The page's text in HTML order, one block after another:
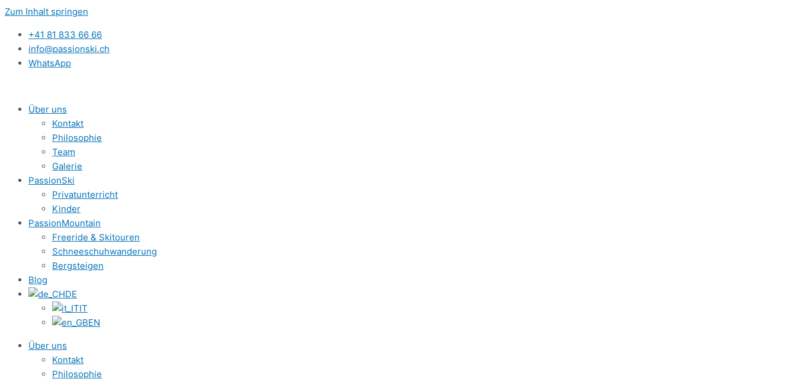
Zum Inhalt springen
+41 81 833 66 66
info@passionski.ch
WhatsApp
Über uns
Kontakt
Philosophie
Team
Galerie
PassionSki
Privatunterricht
Kinder
PassionMountain
Freeride & Skitouren
Schneeschuhwanderung
Bergsteigen
Blog
DE
IT
EN
Über uns
Kontakt
Philosophie